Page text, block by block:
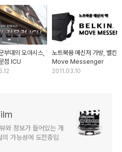
부대의 오아시스,
점 ICU
노트북용 메신저 가방, 벨킨
Move Messenger
2011.03.10
와 정보가 들어있는 개
가능성에 도전중입